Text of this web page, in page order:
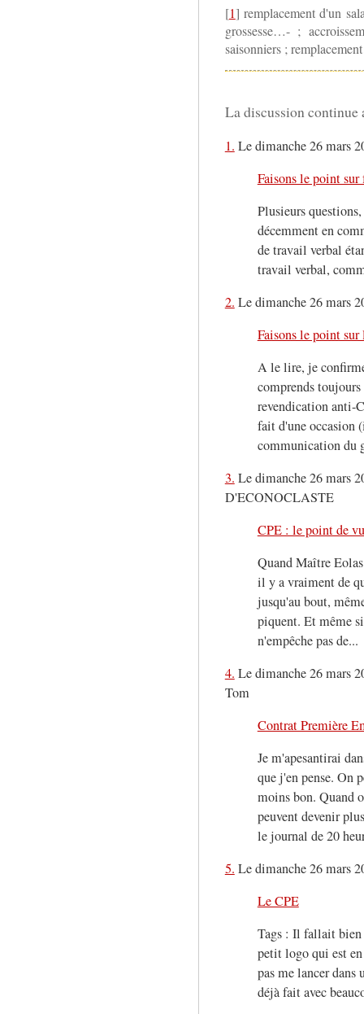
[1] remplacement d'un
grossesse…- ;
saisonniers ;
La discussion continue
1. Le dimanche 26 mars
Faisons le point
Plusieurs
décemment en
de travail verbal
travail verbal,
2. Le dimanche 26 mars
Faisons le point
A le lire, je
comprends
revendication anti-
fait d'une occasion
communication du
3. Le dimanche 26 mars
D'ECONOCLASTE
CPE : le point de
Quand Maître
il y a vraiment de
jusqu'au bout,
piquent. Et même
n'empêche pas de...
4. Le dimanche 26 mars
Tom
Contrat Première
Je m'apesantirai
que j'en pense. On
moins bon. Quand
peuvent devenir
le journal de 20
5. Le dimanche 26 mars
Le CPE
Tags : Il fallait bien
petit logo qui est
pas me lancer dans
déjà fait avec